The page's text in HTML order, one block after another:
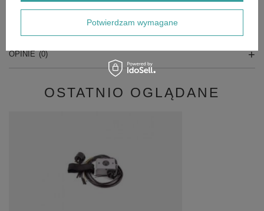
OPINIE (0)
OSTATNIO OGLĄDANE
Potwierdzam wymagane